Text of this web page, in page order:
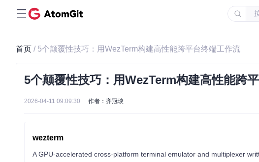
首页 / 5个颠覆性技巧：用WezTerm构建高性能跨平台终端工作流
5个颠覆性技巧：用WezTerm构建高性能跨
2026-04-11 09:09:30 作者：齐冠琰
wezterm
A GPU-accelerated cross-platform terminal emulator and multiplexer